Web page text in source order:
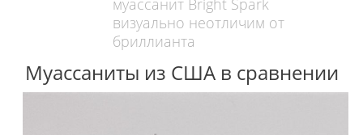
визуально неотличим от
бриллианта
Муассаниты из США в сравнении